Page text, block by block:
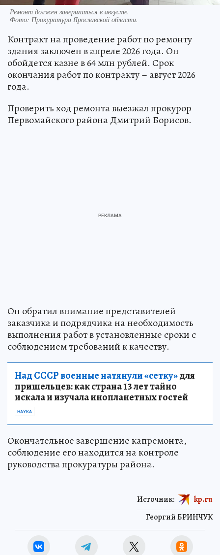
Ремонт должен завершиться в августе.
Фото: Прокуратура Ярославской области.
Контракт на проведение работ по ремонту
здания заключен в апреле 2026 года. Он
обойдется казне в 64 млн рублей. Срок
окончания работ по контракту – август 2026
года.
Проверить ход ремонта выезжал прокурор
Первомайского района Дмитрий Борисов.
Он обратил внимание представителей
заказчика и подрядчика на необходимость
выполнения работ в установленные сроки с
соблюдением требований к качеству.
Над СССР военные натянули «сетку»для
пришельцев: как страна 13 лет тайно
искала и изучала инопланетных гостей
НАУКА
Окончательное завершение капремонта,
соблюдение его находится на контроле
руководства прокуратуры района.
Георгий БРИНЧУК
Источник: kp.ru